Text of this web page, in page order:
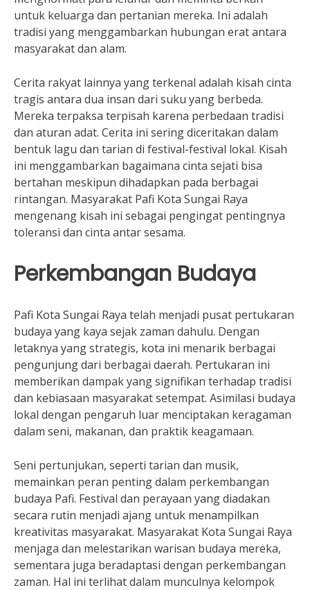
untuk keluarga dan pertanian mereka. Ini adalah
tradisi yang menggambarkan hubungan erat antara
masyarakat dan alam.
Cerita rakyat lainnya yang terkenal adalah kisah cinta
tragis antara dua insan dari suku yang berbeda.
Mereka terpaksa terpisah karena perbedaan tradisi
dan aturan adat. Cerita ini sering diceritakan dalam
bentuk lagu dan tarian di festival-festival lokal. Kisah
ini menggambarkan bagaimana cinta sejati bisa
bertahan meskipun dihadapkan pada berbagai
rintangan. Masyarakat Pafi Kota Sungai Raya
mengenang kisah ini sebagai pengingat pentingnya
toleransi dan cinta antar sesama.
Perkembangan Budaya
Pafi Kota Sungai Raya telah menjadi pusat pertukaran
budaya yang kaya sejak zaman dahulu. Dengan
letaknya yang strategis, kota ini menarik berbagai
pengunjung dari berbagai daerah. Pertukaran ini
memberikan dampak yang signifikan terhadap tradisi
dan kebiasaan masyarakat setempat. Asimilasi budaya
lokal dengan pengaruh luar menciptakan keragaman
dalam seni, makanan, dan praktik keagamaan.
Seni pertunjukan, seperti tarian dan musik,
memainkan peran penting dalam perkembangan
budaya Pafi. Festival dan perayaan yang diadakan
secara rutin menjadi ajang untuk menampilkan
kreativitas masyarakat. Masyarakat Kota Sungai Raya
menjaga dan melestarikan warisan budaya mereka,
sementara juga beradaptasi dengan perkembangan
zaman. Hal ini terlihat dalam munculnya kelompok